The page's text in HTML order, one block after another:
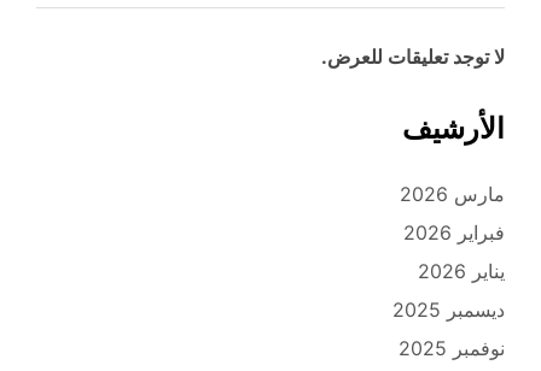
لا توجد تعليقات للعرض.
الأرشيف
مارس 2026
فبراير 2026
يناير 2026
ديسمبر 2025
نوفمبر 2025